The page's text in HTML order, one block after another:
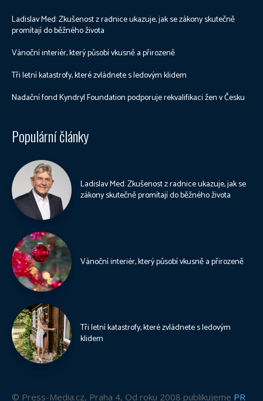
Ladislav Med: Zkušenost z radnice ukazuje, jak se zákony skutečně
promítají do běžného života
Vánoční interiér, který působí vkusně a přirozeně
Tři letní katastrofy, které zvládnete s ledovým klidem
Nadační fond Kyndryl Foundation podporuje rekvalifikaci žen v Česku
Populární články
Ladislav Med: Zkušenost z radnice ukazuje, jak se
zákony skutečně promítají do běžného života
Vánoční interiér, který působí vkusně a přirozeně
Tři letní katastrofy, které zvládnete s ledovým
klidem
© Press-Media.cz, Praha 4, Od roku 2008 publikujeme PR